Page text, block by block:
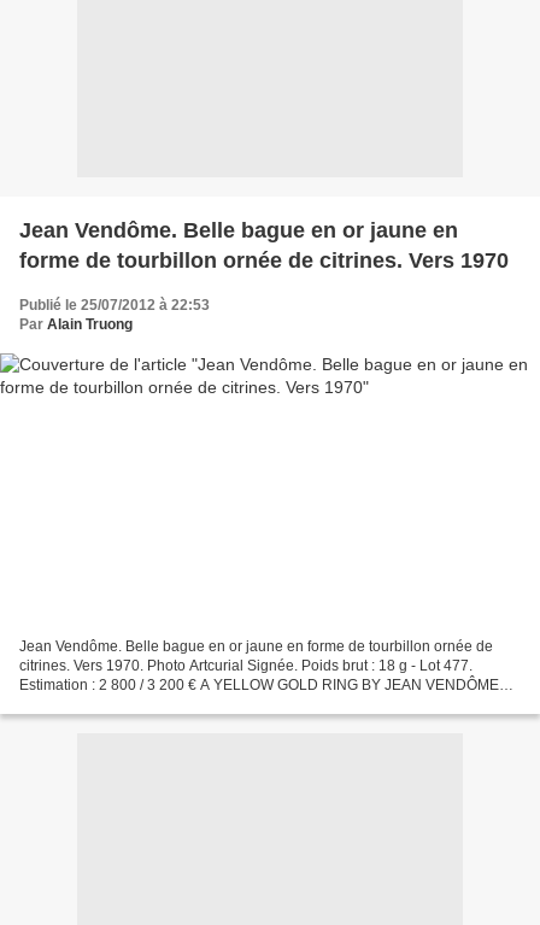
Jean Vendôme. Belle bague en or jaune en
forme de tourbillon ornée de citrines. Vers 1970
Publié le 25/07/2012 à 22:53
Par Alain Truong
Jean Vendôme. Belle bague en or jaune en forme de tourbillon ornée de
citrines. Vers 1970. Photo Artcurial Signée. Poids brut : 18 g - Lot 477.
Estimation : 2 800 / 3 200 € A YELLOW GOLD RING BY JEAN VENDÔME